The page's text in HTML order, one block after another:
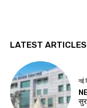
LATEST ARTICLES
नई